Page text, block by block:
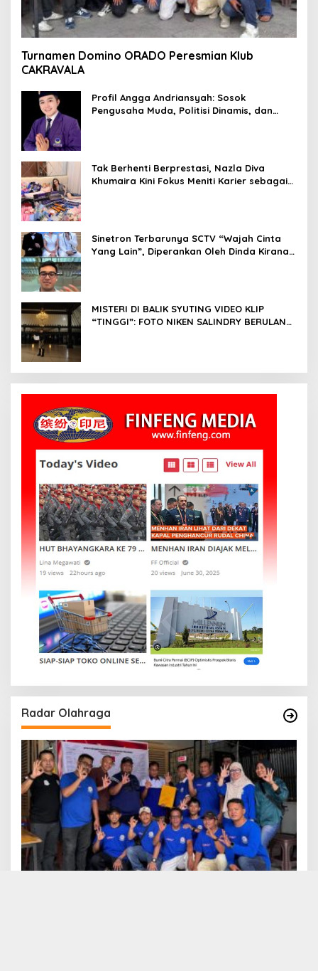
Turnamen Domino ORADO Peresmian Klub
CAKRAVALA
Profil Angga Andriansyah: Sosok
Pengusaha Muda, Politisi Dinamis, dan
Tak Berhenti Berprestasi, Nazla Diva
Khumaira Kini Fokus Meniti Karier sebagai
Sinetron Terbarunya SCTV “Wajah Cinta
Yang Lain”, Diperankan Oleh Dinda Kirana,
MISTERI DI BALIK SYUTING VIDEO KLIP
“TINGGI”: FOTO NIKEN SALINDRY BERULANG
Radar Olahraga